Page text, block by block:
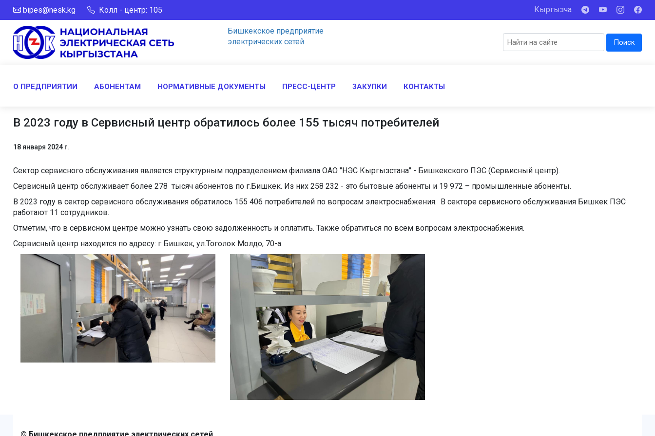
bipes@nesk.kg Колл - центр: 105 Кыргызча
Бишкекcкое предприятие
электрических сетей
Поиск
О ПРЕДПРИЯТИИ АБОНЕНТАМ НОРМАТИВНЫЕ ДОКУМЕНТЫ ПРЕСС-ЦЕНТР ЗАКУПКИ КОНТАКТЫ
В 2023 году в Сервисный центр обратилось более 155 тысяч потребителей
18 января 2024 г.
Сектор сервисного обслуживания является структурным подразделением филиала ОАО "НЭС Кыргызстана" - Бишкекского ПЭС (Сервисный центр).
Сервисный центр обслуживает более 278 тысяч абонентов по г.Бишкек. Из них 258 232 - это бытовые абоненты и 19 972 – промышленные абоненты.
В 2023 году в сектор сервисного обслуживания обратилось 155 406 потребителей по вопросам электроснабжения. В секторе сервисного обслуживания Бишкек ПЭС
работают 11 сотрудников.
Отметим, что в сервисном центре можно узнать свою задолженность и оплатить. Также обратиться по всем вопросам электроснабжения.
Сервисный центр находится по адресу: г Бишкек, ул.Тоголок Молдо, 70-а.